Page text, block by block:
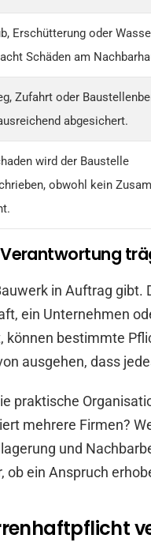
Erschütterung oder
Schäden am
Zufahrt oder
abgesichert.
wird der Baustelle
obwohl kein
Verantwortung
in Auftrag gibt.
ein Unternehmen
können bestimmte
ausgehen, dass
praktische
mehrere Firmen?
und
ob ein Anspruch